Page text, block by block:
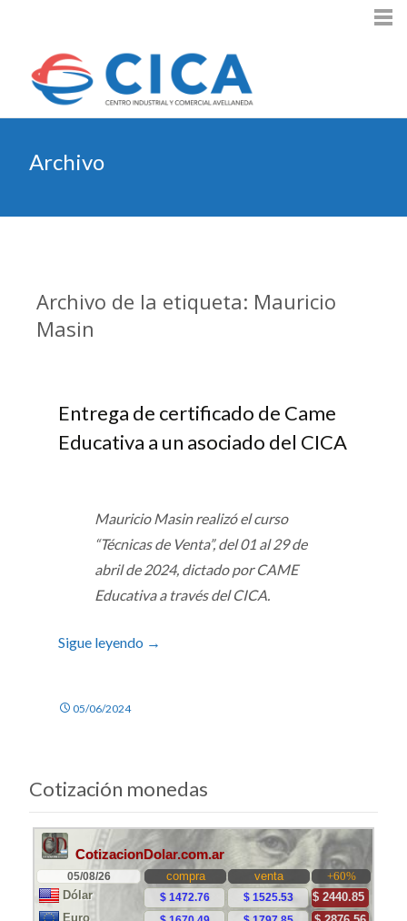
Archivo
Archivo de la etiqueta: Mauricio
Masin
Entrega de certificado de Came
Educativa a un asociado del CICA
Mauricio Masin realizó el curso
“Técnicas de Venta”, del 01 al 29 de
abril de 2024, dictado por CAME
Educativa a través del CICA.
Sigue leyendo →
05/06/2024
Cotización monedas